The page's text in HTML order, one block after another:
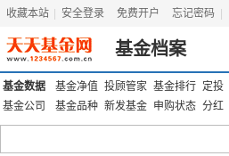
收藏本站 安全登录 免费开户 忘记密码
基金档案
基金数据 基金净值 投顾管家 基金排行 定投
基金公司
基金品种 新发基金 申购状态 分红